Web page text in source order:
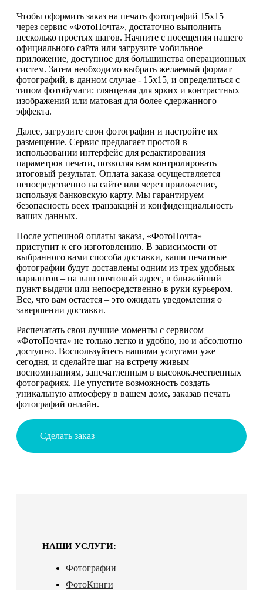
Чтобы оформить заказ на печать фотографий 15х15
через сервис «ФотоПочта», достаточно выполнить
несколько простых шагов. Начните с посещения нашего
официального сайта или загрузите мобильное
приложение, доступное для большинства операционных
систем. Затем необходимо выбрать желаемый формат
фотографий, в данном случае - 15х15, и определиться с
типом фотобумаги: глянцевая для ярких и контрастных
изображений или матовая для более сдержанного
эффекта.
Далее, загрузите свои фотографии и настройте их
размещение. Сервис предлагает простой в
использовании интерфейс для редактирования
параметров печати, позволяя вам контролировать
итоговый результат. Оплата заказа осуществляется
непосредственно на сайте или через приложение,
используя банковскую карту. Мы гарантируем
безопасность всех транзакций и конфиденциальность
ваших данных.
После успешной оплаты заказа, «ФотоПочта»
приступит к его изготовлению. В зависимости от
выбранного вами способа доставки, ваши печатные
фотографии будут доставлены одним из трех удобных
вариантов – на ваш почтовый адрес, в ближайший
пункт выдачи или непосредственно в руки курьером.
Все, что вам остается – это ожидать уведомления о
завершении доставки.
Распечатать свои лучшие моменты с сервисом
«ФотоПочта» не только легко и удобно, но и абсолютно
доступно. Воспользуйтесь нашими услугами уже
сегодня, и сделайте шаг на встречу живым
воспоминаниям, запечатленным в высококачественных
фотографиях. Не упустите возможность создать
уникальную атмосферу в вашем доме, заказав печать
фотографий онлайн.
Сделать заказ
НАШИ УСЛУГИ:
Фотографии
ФотоКниги